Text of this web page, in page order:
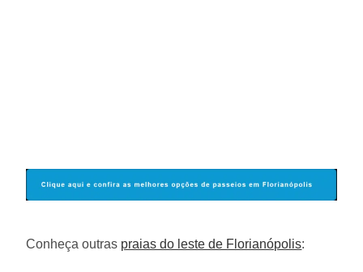
Conheça outras praias do leste de Florianópolis: